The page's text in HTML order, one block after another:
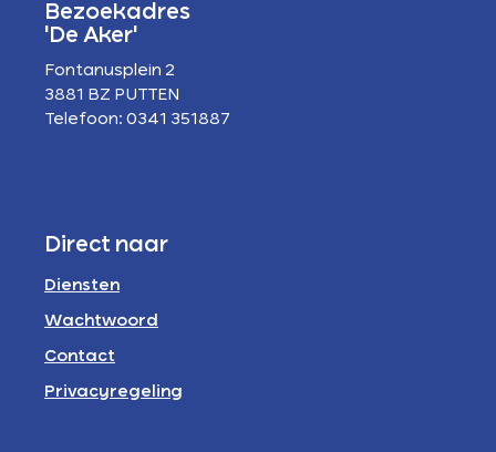
Bezoekadres
'De Aker'
Fontanusplein 2
3881 BZ PUTTEN
Telefoon: 0341 351887
Direct naar
Diensten
Wachtwoord
Contact
Privacyregeling